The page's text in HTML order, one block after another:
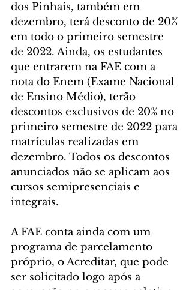
dos Pinhais, também em
dezembro, terá desconto de 20%
em todo o primeiro semestre
de 2022. Ainda, os estudantes
que entrarem na FAE com a
nota do Enem (Exame Nacional
de Ensino Médio), terão
descontos exclusivos de 20% no
primeiro semestre de 2022 para
matrículas realizadas em
dezembro. Todos os descontos
anunciados não se aplicam aos
cursos semipresenciais e
integrais.
A FAE conta ainda com um
programa de parcelamento
próprio, o Acreditar, que pode
ser solicitado logo após a